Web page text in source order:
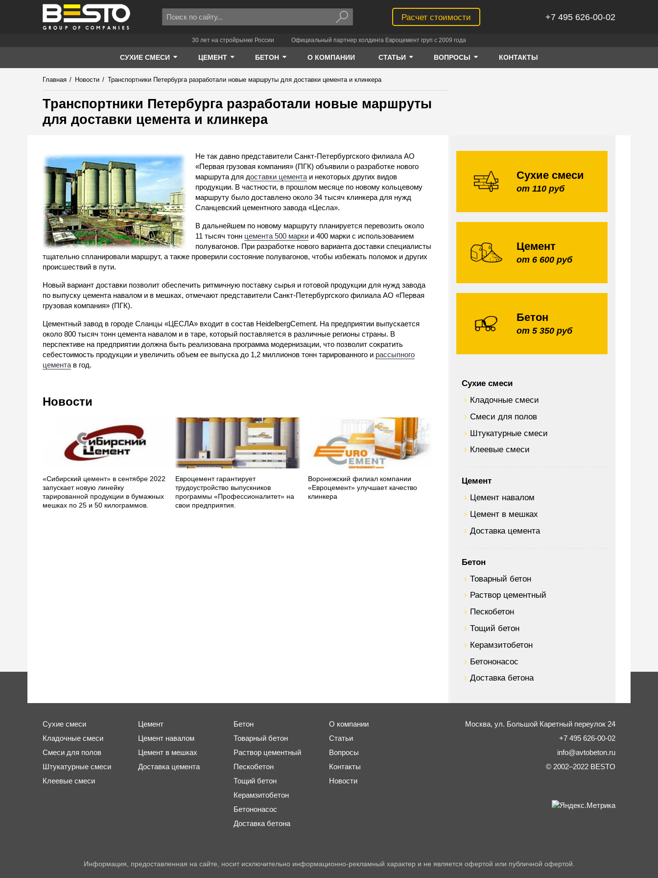
Расчет стоимости +7 495 626-00-02
30 лет на стройрынке России Официальный партнер холдинга Евроцемент груп с 2009 года
СУХИЕ СМЕСИ ЦЕМЕНТ БЕТОН О КОМПАНИИ СТАТЬИ ВОПРОСЫ КОНТАКТЫ
Главная / Новости / Транспортники Петербурга разработали новые маршруты для доставки цемента и клинкера
Транспортники Петербурга разработали новые маршруты
для доставки цемента и клинкера
Не так давно представители Санкт-Петербургского филиала АО
«Первая грузовая компания» (ПГК) объявили о разработке нового
маршрута для доставки цемента и некоторых других видов
продукции. В частности, в прошлом месяце по новому кольцевому
маршруту было доставлено около 34 тысяч клинкера для нужд
Сланцевский цементного завода «Цесла».
В дальнейшем по новому маршруту планируется перевозить около
11 тысяч тонн цемента 500 марки и 400 марки с использованием
полувагонов. При разработке нового варианта доставки специалисты
тщательно спланировали маршрут, а также проверили состояние полувагонов, чтобы избежать поломок и других
происшествий в пути.
Новый вариант доставки позволит обеспечить ритмичную поставку сырья и готовой продукции для нужд завода
по выпуску цемента навалом и в мешках, отмечают представители Санкт-Петербургского филиала АО «Первая
грузовая компания» (ПГК).
Цементный завод в городе Сланцы «ЦЕСЛА» входит в состав HeidelbergCement. На предприятии выпускается
около 800 тысяч тонн цемента навалом и в таре, который поставляется в различные регионы страны. В
перспективе на предприятии должна быть реализована программа модернизации, что позволит сократить
себестоимость продукции и увеличить объем ее выпуска до 1,2 миллионов тонн тарированного и рассыпного
цемента в год.
Новости
«Сибирский цемент» в сентябре 2022
запускает новую линейку
тарированной продукции в бумажных
мешках по 25 и 50 килограммов.
Евроцемент гарантирует
трудоустройство выпускников
программы «Профессионалитет» на
свои предприятия.
Воронежский филиал компании
«Евроцемент» улучшает качество
клинкера
Сухие смеси
от 110 руб
Цемент
от 6 600 руб
Бетон
от 5 350 руб
Сухие смеси
Кладочные смеси
Смеси для полов
Штукатурные смеси
Клеевые смеси
Цемент
Цемент навалом
Цемент в мешках
Доставка цемента
Бетон
Товарный бетон
Раствор цементный
Пескобетон
Тощий бетон
Керамзитобетон
Бетононасос
Доставка бетона
Сухие смеси
Кладочные смеси
Смеси для полов
Штукатурные смеси
Клеевые смеси
Цемент
Цемент навалом
Цемент в мешках
Доставка цемента
Бетон
Товарный бетон
Раствор цементный
Пескобетон
Тощий бетон
Керамзитобетон
Бетононасос
Доставка бетона
О компании
Статьи
Вопросы
Контакты
Новости
Москва, ул. Большой Каретный переулок 24
+7 495 626-00-02
info@avtobeton.ru
© 2002–2022 BESTO
Информация, предоставленная на сайте, носит исключительно информационно-рекламный характер и не является офертой или публичной офертой.